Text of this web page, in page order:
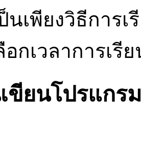
นเพียงวิธีการ
อกเวลาการเรี
เขียนโปรแก